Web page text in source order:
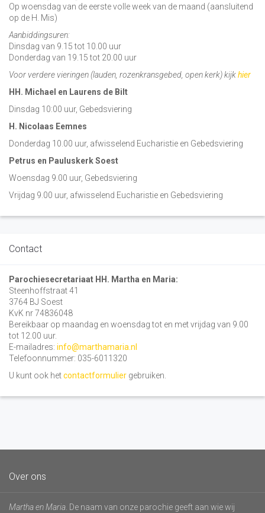
Op woensdag van de eerste volle week van de maand (aansluitend
op de H. Mis)
Aanbiddingsuren:
Dinsdag van 9.15 tot 10.00 uur
Donderdag van 19.15 tot 20.00 uur
Voor verdere vieringen (lauden, rozenkransgebed, open kerk) kijkhier
HH. Michael en Laurens de Bilt
Dinsdag 10:00 uur, Gebedsviering
H. Nicolaas Eemnes
Donderdag 10.00 uur, afwisselend Eucharistie en Gebedsviering
Petrus en Pauluskerk Soest
Woensdag 9.00 uur, Gebedsviering
Vrijdag 9.00 uur, afwisselend Eucharistie en Gebedsviering
Contact
Parochiesecretariaat HH. Martha en Maria:
Steenhoffstraat 41
3764 BJ Soest
KvK nr 74836048
Bereikbaar op maandag en woensdag tot en met vrijdag van 9.00
tot 12.00 uur.
E-mailadres: info@marthamaria.nl
Telefoonnummer: 035-6011320
U kunt ook hetcontactformulier gebruiken.
Over ons
Martha en Maria . De naam van onze parochie geeft aan wie wij